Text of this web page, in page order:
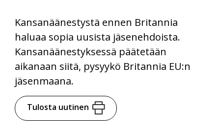
Kansanäänestystä ennen Britannia
haluaa sopia uusista jäsenehdoista.
Kansanäänestyksessä päätetään
aikanaan siitä, pysyykö Britannia EU:n
jäsenmaana.
Tulosta uutinen